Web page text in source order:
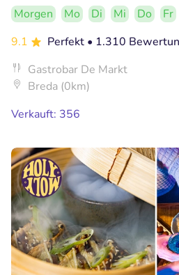
Morgen Mo Di Mi Do
Fr
9.1
Perfekt • 1.310
Gastrobar De Markt
Breda (0km)
Verkauft: 356